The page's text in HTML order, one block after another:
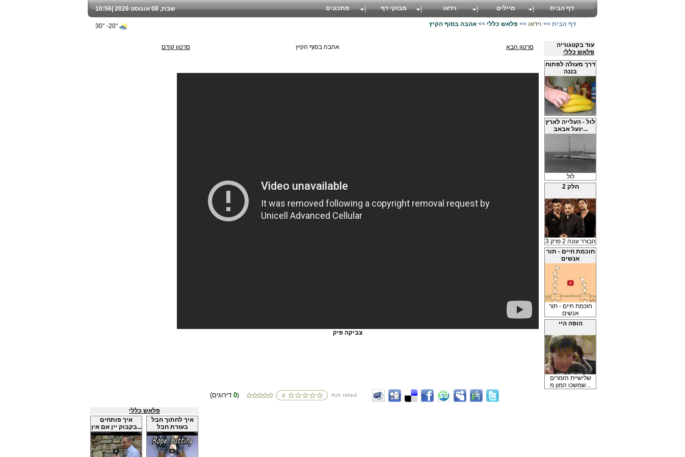
סרטון קודם אהבה בסוף הקיץ סרטון הבא
צביקה פיק
0)
עוד בקטגוריה
פלאש כללי
דרך מעולה לפתוח
בננה
לול - העלייה לארץ
ינעל אבאב...
לול
חלק 2
הבורר עונה 2 פרק 3
חוכמת חיים - תור
אנשים
חוכמת חיים - תור
אנשים
הופה היי
שלישיית הזמרים
שמשכו המון מ...
פלאש כללי
איך פותחים
בקבוק יין אם אין...
איך לחתוך חבל
בעזרת חבל
10:56 שבת, 08 אוגוסט 2026 | דף הבית מיילים וידאו מבזקי דף מתכונים
20°- 30° דף הבית >> וידאו >> פלאש כללי >> אהבה בסוף הקיץ